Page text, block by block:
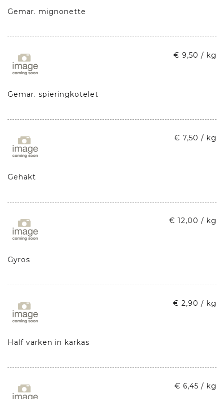
Gemar. mignonette
Gemar. spieringkotelet
€ 9,50 / kg
Gehakt
€ 7,50 / kg
Gyros
€ 12,00 / kg
Half varken in karkas
€ 2,90 / kg
€ 6,45 / kg